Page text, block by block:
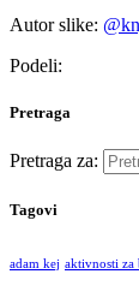
Autor slike:
Podeli:
Pretraga
Pretraga za:
Tagovi
adam kej aktivnosti za